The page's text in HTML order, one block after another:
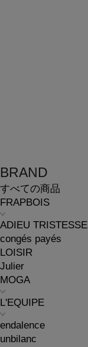
BRAND
すべての商品
FRAPBOIS
ADIEU TRISTESSE
congés payés
LOISIR
Julier
MOGA
L'EQUIPE
endalence
unbilanc